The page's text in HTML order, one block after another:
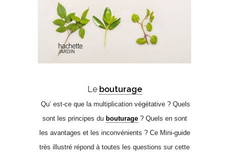
Le bouturage
Qu’ est-ce que la multiplication végétative ? Quels
sont les principes du bouturage? Quels en sont
les avantages et les inconvénients ? Ce Mini-guide
très illustré répond à toutes les questions sur cette